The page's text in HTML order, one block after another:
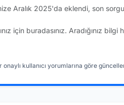
Aralık 2025'da eklendi, son
için buradasınız. Aradığınız
kullanıcı yorumlarına göre